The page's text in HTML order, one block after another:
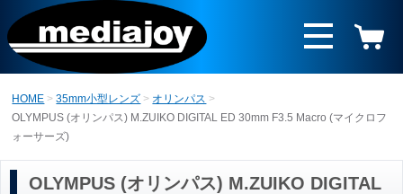
HOME 35mm小型レンズ
オリンパス
OLYMPUS (オリンパス) M.ZUIKO DIGITAL ED 30mm F3.5 Macro (マイクロフ
ォーサーズ)
OLYMPUS (オリンパス) M.ZUIKO DIGITAL